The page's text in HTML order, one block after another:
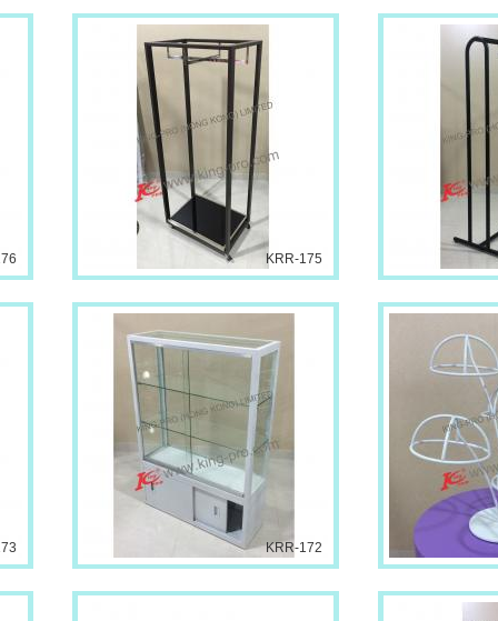
KRR-175
KRR-172